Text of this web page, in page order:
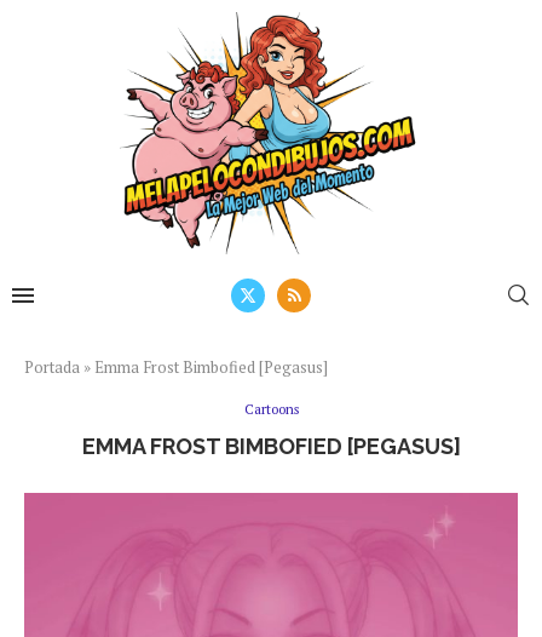
Portada » Emma Frost Bimbofied [Pegasus]
Cartoons
EMMA FROST BIMBOFIED [PEGASUS]